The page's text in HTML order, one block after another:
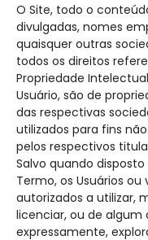
O Site, todo o
divulgadas, nomes
quaisquer outras
todos os direitos
Propriedade
Usuário, são de
das respectivas
utilizados para fins
pelos respectivos
Salvo quando
Termo, os Usuários
autorizados a utilizar,
licenciar, ou de
expressamente,